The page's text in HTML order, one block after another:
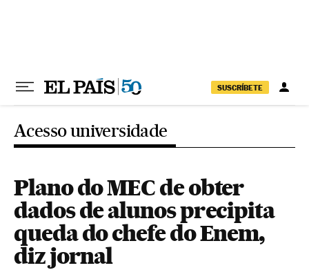
SUSCRÍBETE
Acesso universidade
Plano do MEC de obter
dados de alunos precipita
queda do chefe do Enem,
diz jornal